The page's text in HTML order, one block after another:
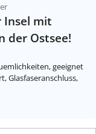
Insel mit
der Ostsee!
geeignet
Glasfaseranschluss,